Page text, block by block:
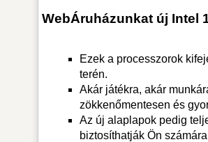
WebÁruházunkat új Intel
Ezek a processzorok
terén.
Akár játékra, akár
zökkenőmentesen és
Az új alaplapok pedig
biztosíthatják Ön